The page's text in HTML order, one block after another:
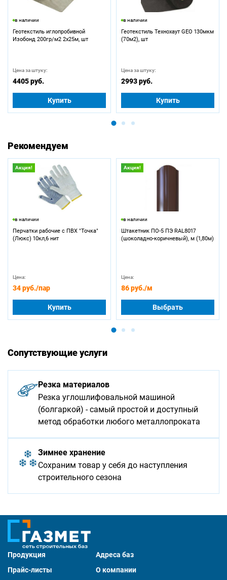
в наличии
Геотекстиль иглопробивной
Изобонд 200гр/м2 2х25м, шт
Цена за штуку:
4405 руб.
Купить
в наличии
Геотекстиль Технохаут GEO 130мкм
(70м2), шт
Цена за штуку:
2993 руб.
Купить
Рекомендуем
Акция!
в наличии
Перчатки рабочие с ПВХ "Точка"
(Люкс) 10кл,6 нит
Цена:
34 руб./пар
Купить
Акция!
в наличии
Штакетник ПО-5 ПЭ RAL8017
(шоколадно-коричневый), м (1,80м)
Цена:
86 руб./м
Выбрать
Сопутствующие услуги
Резка материалов
Резка углошлифовальной машиной
(болгаркой) - самый простой и доступный
метод обработки любого металлопроката
Зимнее хранение
Сохраним товар у себя до наступления
строительного сезона
Продукция
Адреса баз
Прайс-листы
О компании